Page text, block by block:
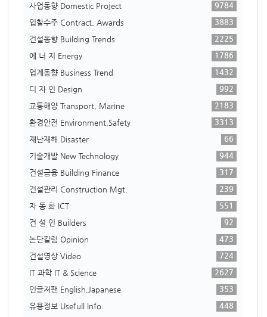
사업동향 Domestic Project
9784
입찰수주 Contract, Awards
3883
건설동향 Building Trends
2225
에 너 지 Energy
1786
업계동향 Business Trend
1432
디 자 인 Design
992
교통해양 Transport, Marine
2183
환경안전 Environment,Safety
3313
재난재해 Disaster
66
기술개발 New Technology
944
건설금융 Building Finance
317
건설관리 Construction Mgt.
239
자 동 화 ICT
551
건 설 인 Builders
92
논단칼럼 Opinion
473
건설영상 Video
724
IT 과학 IT & Science
2627
인글저팬 English,Japanese
353
유용정보 Usefull Info.
448